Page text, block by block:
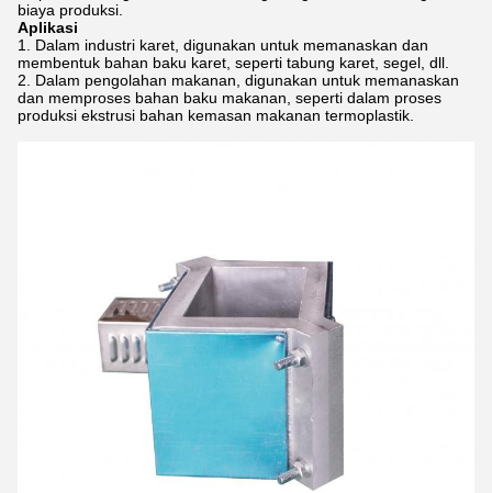
biaya produksi.
Aplikasi
Dalam industri karet, digunakan untuk memanaskan dan
membentuk bahan baku karet, seperti tabung karet, segel, dll.
Dalam pengolahan makanan, digunakan untuk memanaskan
dan memproses bahan baku makanan, seperti dalam proses
produksi ekstrusi bahan kemasan makanan termoplastik.